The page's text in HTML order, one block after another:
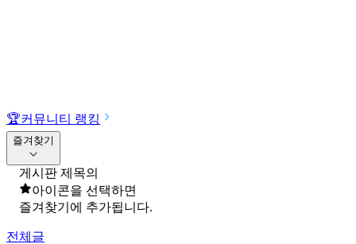
🏆커뮤니티 랭킹
즐겨찾기
게시판 제목의
아이콘을 선택하면
즐겨찾기에 추가됩니다.
전체글